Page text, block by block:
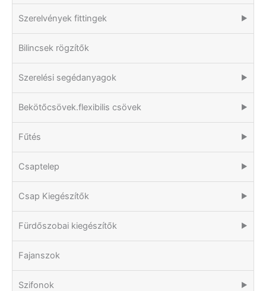
Szerelvények fittingek ▶
Bilincsek rögzítők
Szerelési segédanyagok ▶
Bekötőcsövek.flexibilis csövek ▶
Fűtés ▶
Csaptelep ▶
Csap Kiegészítők ▶
Fürdőszobai kiegészítők ▶
Fajanszok
Szifonok ▶